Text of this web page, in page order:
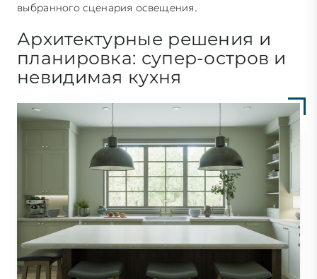
выбранного сценария освещения.
Архитектурные решения и
планировка: супер-остров и
невидимая кухня